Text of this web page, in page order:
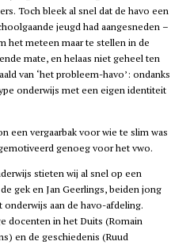
Toch bleek al snel dat de havo een
jeugd had aangesneden –
het meteen maar te stellen in de
mate, en helaas niet geheel ten
van ‘het probleem-havo’: ondanks
onderwijs met een eigen identiteit
een vergaarbak voor wie te slim was
genoeg voor hetvwo.
stieten wij al snel op een
gek en Jan Geerlings, beiden jong
aan de havo-afdeling.
docenten in het Duits (Romain
en de geschiedenis (Ruud